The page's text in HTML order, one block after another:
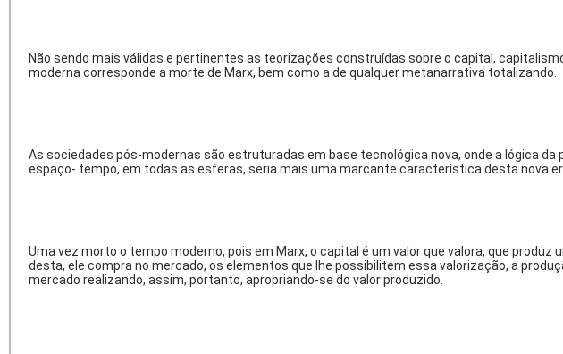
Não sendo mais válidas e pertinentes as teorizações construídas sobre o capital,
moderna corresponde a morte de Marx, bem como a de qualquer metanarrativa totalizando.
As sociedades pós-modernas são estruturadas em base tecnológica nova, onde a lógica
espaço- tempo, em todas as esferas, seria mais uma marcante característica desta nova
Uma vez morto o tempo moderno, pois em Marx, o capital é um valor que valora, que
desta, ele compra no mercado, os elementos que lhe possibilitem essa valorização, a
mercado realizando, assim, portanto, apropriando-se do valor produzido.